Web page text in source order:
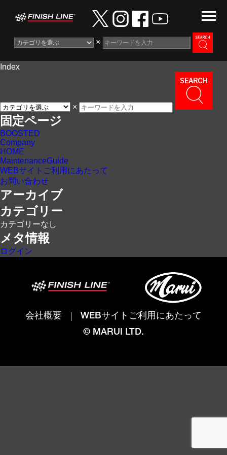
×
Information
Maintenance Guide
Contact
Index
×
固定ページ
BOOSTED
Company
HOME
MaintenanceGuide
WEBサイトご利用にあたって
お問い合わせ
アーカイブ
カテゴリー
カテゴリーなし
メタ情報
ログイン
会社概要
WEBサイトご利用にあたって
© MARUI LTD.